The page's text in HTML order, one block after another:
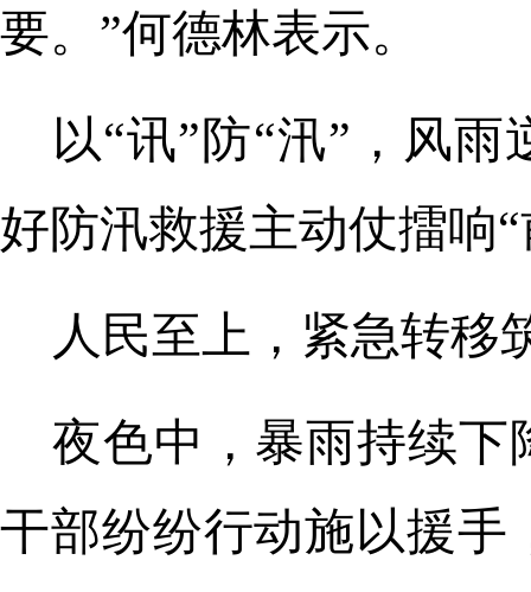
要。”何德林表示。
以“讯”防“汛”，风
好防汛救援主动仗擂响
人民至上，紧急转移
夜色中，暴雨持续下
干部纷纷行动施以援手